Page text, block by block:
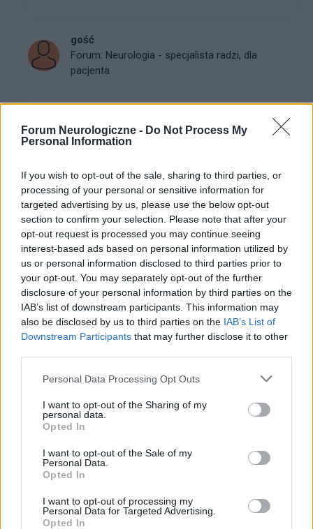
Forum Neurologiczne - Do Not Process My
Personal Information
If you wish to opt-out of the sale, sharing to third parties, or
processing of your personal or sensitive information for
targeted advertising by us, please use the below opt-out
section to confirm your selection. Please note that after your
opt-out request is processed you may continue seeing
interest-based ads based on personal information utilized by
us or personal information disclosed to third parties prior to
your opt-out. You may separately opt-out of the further
disclosure of your personal information by third parties on the
IAB’s list of downstream participants. This information may
also be disclosed by us to third parties on the IAB’s List of
Downstream Participants that may further disclose it to other
Personal Data Processing Opt Outs
I want to opt-out of the Sharing of my
personal data.
Opted In
I want to opt-out of the Sale of my
Personal Data.
Opted In
I want to opt-out of processing my
Personal Data for Targeted Advertising.
Opted In
gość
Forum: Neurologia - specjalista radzi, dla
pacjenta
Chcę nawiązać kontakt z neurochirurgiem gdy mam
zażywam apap extra 2szt kilka x dziennie z marnym
efekte...
gość
Forum:Neurologia - specjalista radzi, dla
pacjenta
Warszawa- kogo polecicie ból barku i dyskopatia
kręgów szyjnych
odczuwam ból barku przy zapinaniu
biustonosza,spodnie i czuję cały czas.Próbuję
poczułam lekki "odlot" i lęk - przez chwilę nie moja
głowa Bożena
Reklama: